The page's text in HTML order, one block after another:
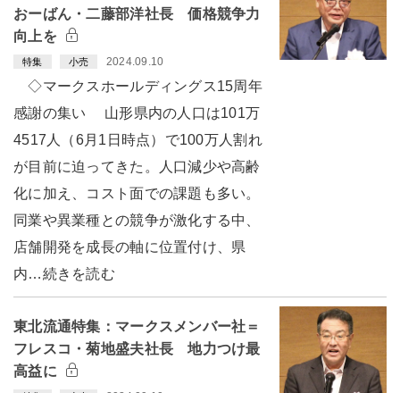
おーばん・二藤部洋社長 価格競争力
向上を
特集 小売 2024.09.10
◇マークスホールディングス15周年
感謝の集い 山形県内の人口は101万
4517人（6月1日時点）で100万人割れ
が目前に迫ってきた。人口減少や高齢
化に加え、コスト面での課題も多い。
同業や異業種との競争が激化する中、
店舗開発を成長の軸に位置付け、県
内…続きを読む
東北流通特集：マークスメンバー社＝
フレスコ・菊地盛夫社長 地力つけ最
高益に